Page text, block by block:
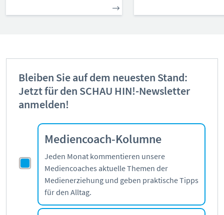
Bleiben Sie auf dem neuesten Stand:
Jetzt für den SCHAU HIN!-Newsletter
anmelden!
Mediencoach-Kolumne
Jeden Monat kommentieren unsere
Mediencoaches aktuelle Themen der
Medienerziehung und geben praktische Tipps
für den Alltag.
Online-Game
Presse
Mediathek
Newsletter